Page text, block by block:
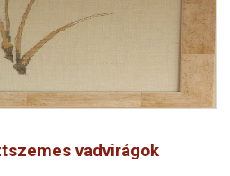
vadvirágok